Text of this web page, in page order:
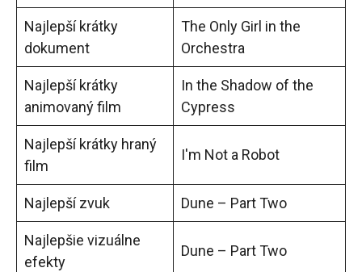
Najlepší krátky
dokument
The Only Girl in the
Orchestra
Najlepší krátky
animovaný film
In the Shadow of the
Cypress
Najlepší krátky hraný
film
I'm Not a Robot
Najlepší zvuk Dune – Part Two
Najlepšie vizuálne
efekty
Dune – Part Two